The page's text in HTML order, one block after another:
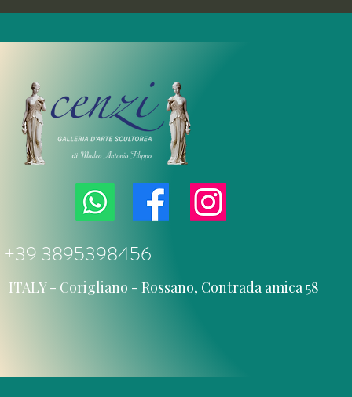
+39 3895398456
ITALY - Corigliano - Rossano, Contrada amica 58